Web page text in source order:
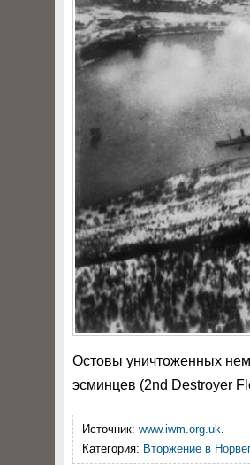
Остовы уничтоженных
эсминцев (2nd Destroyer
Источник: www.iwm.org.uk.
Категория: Вторжение в